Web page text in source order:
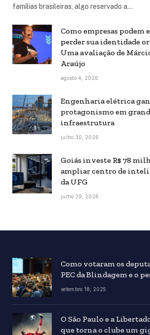
famílias brasileiras, algo reservado a…
Como empresas podem
perder sua identidade
Uma avaliação de
Araújo
agosto 4, 2026
Engenharia elétrica
protagonismo em
infraestrutura
julho 30, 2026
Goiás investe R$ 78
ampliar centro de
da UFG
julho 29, 2026
Como votaram os
PEC da Blindagem e o
setembro 18, 2025
O São Paulo e a
que torna o clube um